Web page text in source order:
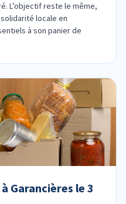
L’objectif reste le même,
locale en
à son panier de
Garancières le 3